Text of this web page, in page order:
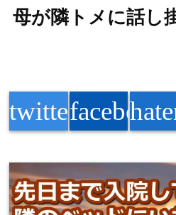
母が隣トメに話し
twitterfacebook